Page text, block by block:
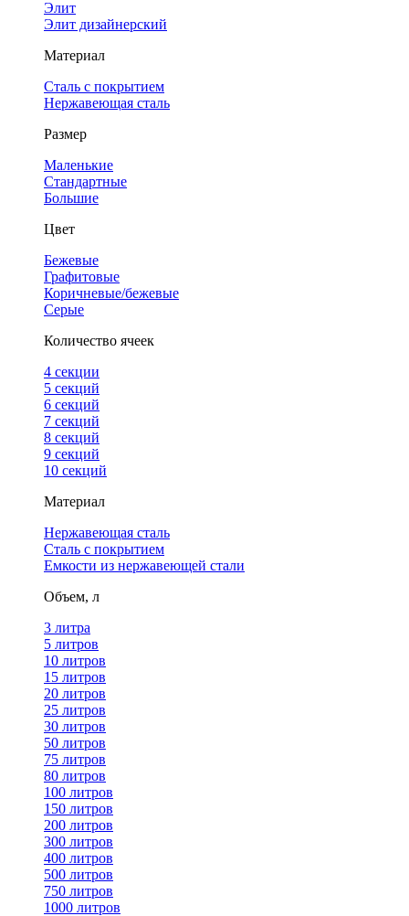
Элит
Элит дизайнерский
Материал
Сталь с покрытием
Нержавеющая сталь
Размер
Маленькие
Стандартные
Большие
Цвет
Бежевые
Графитовые
Коричневые/бежевые
Серые
Количество ячеек
4 cекции
5 секций
6 секций
7 секций
8 секций
9 секций
10 секций
Материал
Нержавеющая сталь
Сталь с покрытием
Емкости из нержавеющей стали
Объем, л
3 литра
5 литров
10 литров
15 литров
20 литров
25 литров
30 литров
50 литров
75 литров
80 литров
100 литров
150 литров
200 литров
300 литров
400 литров
500 литров
750 литров
1000 литров